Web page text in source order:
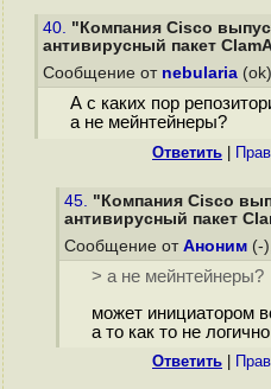
40. "Компания Cisco
антивирусный пакет
Сообщение от nebularia
А с каких пор
а не мейнтейнеры?
Ответить
45. "Компания Cisco
антивирусный пакет
Сообщение от Аноним (-
> а не мейнтейнеры?
может инициатором
а то как то не логично
Ответить